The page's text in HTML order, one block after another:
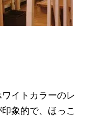
イトカラーのレ
象的で、ほっこ